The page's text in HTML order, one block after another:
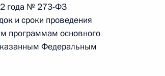
и Кабинетом
компетентных органов
и Киргизской Республике
года № 273-ФЗ
и сроки проведения
программам основного
Федеральным